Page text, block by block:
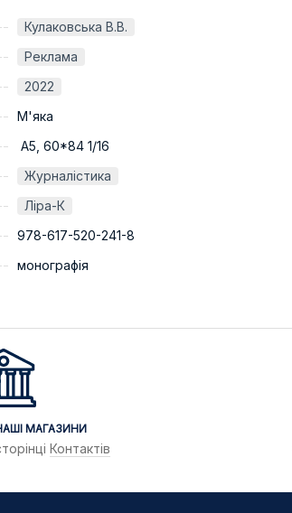
Кулаковська В.В.
Реклама
2022
М'яка
А5, 60*84 1/16
Журналістика
Ліра-К
978-617-520-241-8
монографія
МАГАЗИНИ
Контактів